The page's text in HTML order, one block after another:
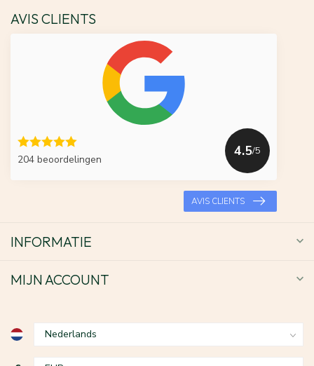
AVIS CLIENTS
204 beoordelingen
4.5/5
AVIS CLIENTS
INFORMATIE
MIJN ACCOUNT